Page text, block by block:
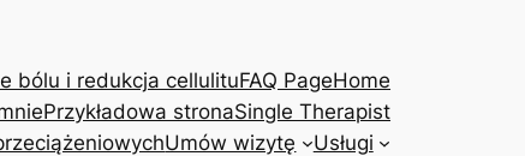
bólu i redukcja cellulituFAQ PageHome
Przykładowa stronaSingle Therapist
Umów wizytę Usługi